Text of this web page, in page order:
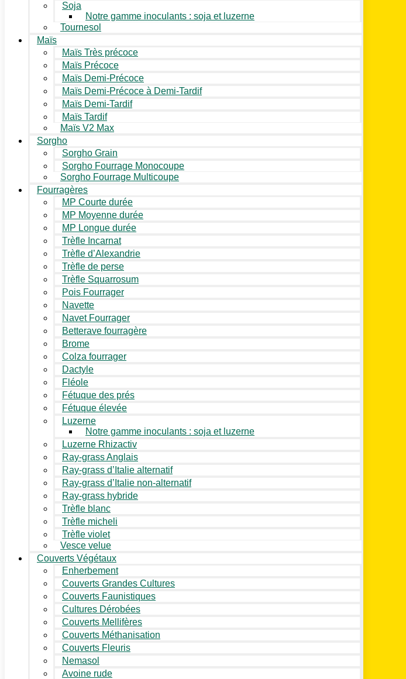
Soja
Notre gamme inoculants : soja et luzerne
Tournesol
Maïs
Maïs Très précoce
Maïs Précoce
Maïs Demi-Précoce
Maïs Demi-Précoce à Demi-Tardif
Maïs Demi-Tardif
Maïs Tardif
Maïs V2 Max
Sorgho
Sorgho Grain
Sorgho Fourrage Monocoupe
Sorgho Fourrage Multicoupe
Fourragères
MP Courte durée
MP Moyenne durée
MP Longue durée
Trèfle Incarnat
Trèfle d’Alexandrie
Trèfle de perse
Trèfle Squarrosum
Pois Fourrager
Navette
Navet Fourrager
Betterave fourragère
Brome
Colza fourrager
Dactyle
Fléole
Fétuque des prés
Fétuque élevée
Luzerne
Notre gamme inoculants : soja et luzerne
Luzerne Rhizactiv
Ray-grass Anglais
Ray-grass d’Italie alternatif
Ray-grass d’Italie non-alternatif
Ray-grass hybride
Trèfle blanc
Trèfle micheli
Trèfle violet
Vesce velue
Couverts Végétaux
Enherbement
Couverts Grandes Cultures
Couverts Faunistiques
Cultures Dérobées
Couverts Mellifères
Couverts Méthanisation
Couverts Fleuris
Nemasol
Avoine rude